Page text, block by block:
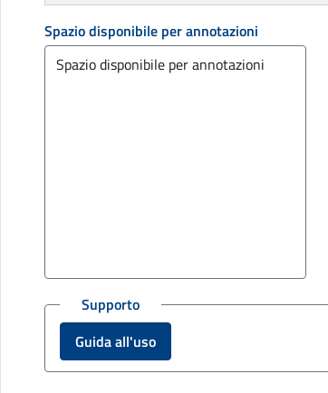
Spazio disponibile per annotazioni
Supporto
Guida all'uso